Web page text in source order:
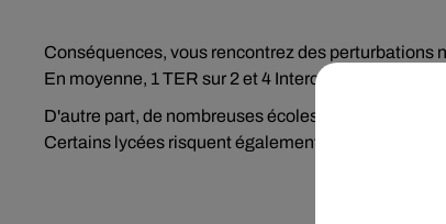
Conséquences, vous rencontrez des perturbations
En moyenne, 1 TER sur 2 et 4 Intercités sur 10
D'autre part, de nombreuses écoles restent
Certains lycées risquent également d'être bloqués